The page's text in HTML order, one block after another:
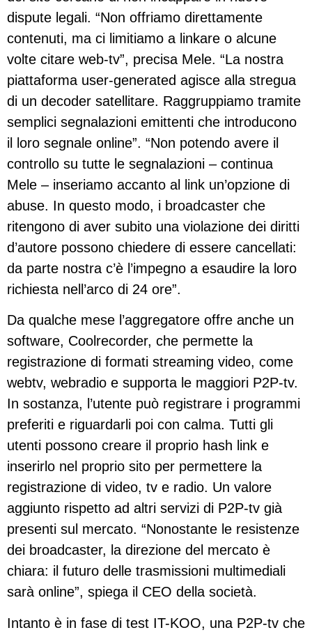
dispute legali. “Non offriamo direttamente
contenuti, ma ci limitiamo a linkare o alcune
volte citare web-tv”, precisa Mele. “La nostra
piattaforma user-generated agisce alla stregua
di un decoder satellitare. Raggruppiamo tramite
semplici segnalazioni emittenti che introducono
il loro segnale online”. “Non potendo avere il
controllo su tutte le segnalazioni – continua
Mele – inseriamo accanto al link un’opzione di
abuse. In questo modo, i broadcaster che
ritengono di aver subito una violazione dei diritti
d’autore possono chiedere di essere cancellati:
da parte nostra c’è l’impegno a esaudire la loro
richiesta nell’arco di 24 ore”.
Da qualche mese l’aggregatore offre anche un
software, Coolrecorder, che permette la
registrazione di formati streaming video, come
webtv, webradio e supporta le maggiori P2P-tv.
In sostanza, l’utente può registrare i programmi
preferiti e riguardarli poi con calma. Tutti gli
utenti possono creare il proprio hash link e
inserirlo nel proprio sito per permettere la
registrazione di video, tv e radio. Un valore
aggiunto rispetto ad altri servizi di P2P-tv già
presenti sul mercato. “Nonostante le resistenze
dei broadcaster, la direzione del mercato è
chiara: il futuro delle trasmissioni multimediali
sarà online”, spiega il CEO della società.
Intanto è in fase di test IT-KOO, una P2P-tv che